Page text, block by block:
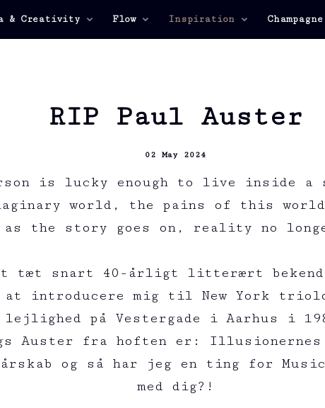
& Creativity Flow Inspiration Champagne
RIP Paul Auster
02 May 2024
is lucky enough to live inside
world, the pains of this
as the story goes on, reality no
tæt snart 40-årligt litterært
introducere mig til New York
lejlighed på Vestergade i Aarhus i
Auster fra hoften er: Illusionernes
og så har jeg en ting for
med dig?!